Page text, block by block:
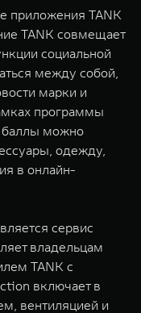
приложения TANK
TANK совмещает
социальной
между собой,
марки и
программы
баллы можно
одежду,
в онлайн-
сервис
владельцам
TANK с
включает в
вентиляцией и